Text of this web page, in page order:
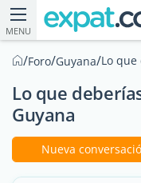
MENU
/Foro/Guyana/Lo que
Lo que
Guyana
Nueva